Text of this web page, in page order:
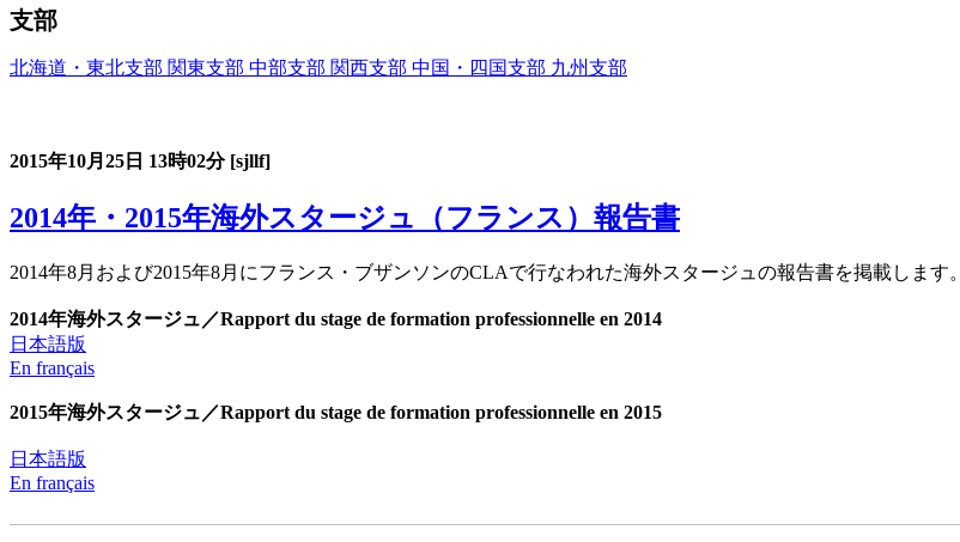
支部
北海道・東北支部 関東支部 中部支部 関西支部 中国・四国支部 九州支部
2015年10月25日 13時02分 [sjllf]
2014年・2015年海外スタージュ（フランス）報告書
2014年8月および2015年8月にフランス・ブザンソンのCLAで行なわれた海外スタージュの報告書を掲載します。
2014年海外スタージュ／Rapport du stage de formation professionnelle en 2014
日本語版
En français
2015年海外スタージュ／Rapport du stage de formation professionnelle en 2015
日本語版
En français